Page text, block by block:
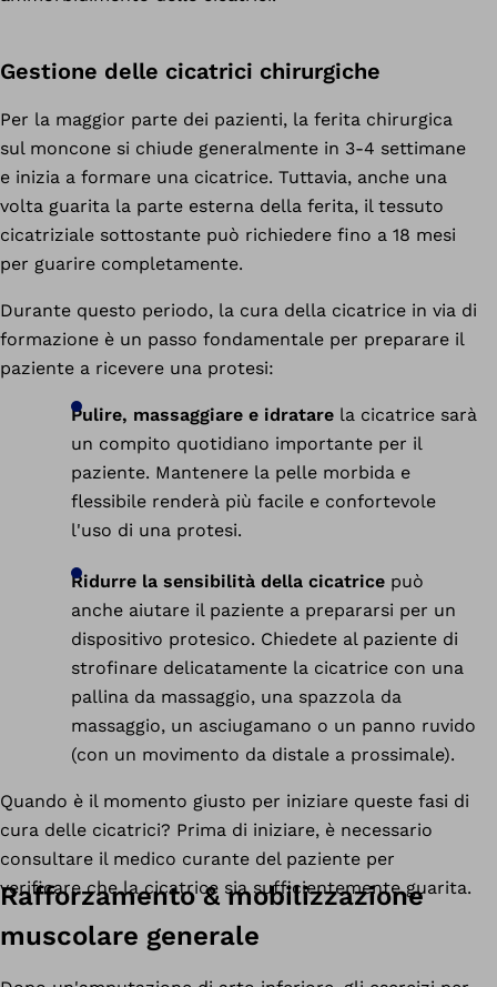
Gestione delle cicatrici chirurgiche
Per la maggior parte dei pazienti, la ferita chirurgica
sul moncone si chiude generalmente in 3-4 settimane
e inizia a formare una cicatrice. Tuttavia, anche una
volta guarita la parte esterna della ferita, il tessuto
cicatriziale sottostante può richiedere fino a 18 mesi
per guarire completamente.
Durante questo periodo, la cura della cicatrice in via di
formazione è un passo fondamentale per preparare il
paziente a ricevere una protesi:
Pulire, massaggiare e idratare la cicatrice sarà
un compito quotidiano importante per il
paziente. Mantenere la pelle morbida e
flessibile renderà più facile e confortevole
l'uso di una protesi.
Ridurre la sensibilità della cicatrice può
anche aiutare il paziente a prepararsi per un
dispositivo protesico. Chiedete al paziente di
strofinare delicatamente la cicatrice con una
pallina da massaggio, una spazzola da
massaggio, un asciugamano o un panno ruvido
(con un movimento da distale a prossimale).
Quando è il momento giusto per iniziare queste fasi di
cura delle cicatrici? Prima di iniziare, è necessario
consultare il medico curante del paziente per
verificare che la cicatrice sia sufficientemente guarita.
Rafforzamento & mobilizzazione
muscolare generale